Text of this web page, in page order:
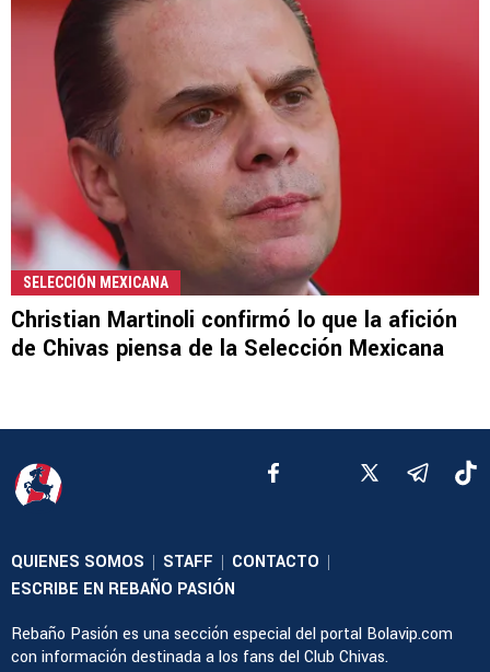
SELECCIÓN MEXICANA
Christian Martinoli confirmó lo que la afición
de Chivas piensa de la Selección Mexicana
QUIENES SOMOS | STAFF | CONTACTO |
ESCRIBE EN REBAÑO PASIÓN
Rebaño Pasión es una sección especial del portal Bolavip.com
con información destinada a los fans del Club Chivas.